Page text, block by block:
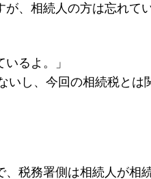
が、相続人の方は忘れて
るよ。」
いし、今回の相続税とは
、税務署側は相続人が相